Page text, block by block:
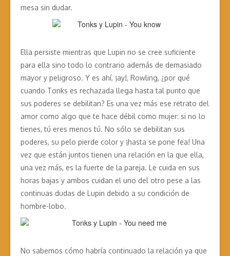
mesa sin dudar.
Ella persiste mientras que Lupin no se cree suficiente
para ella sino todo lo contrario además de demasiado
mayor y peligroso. Y es ahí, ¡ay!, Rowling, ¿por qué
cuando Tonks es rechazada llega hasta tal punto que
sus poderes se debilitan? Es una vez más ese retrato del
amor como algo que te hace débil como mujer: si no lo
tienes, tú eres menos tú. No sólo se debilitan sus
poderes, su pelo pierde color y ¡hasta se pone fea! Una
vez que están juntos tienen una relación en la que ella,
una vez más, es la fuerte de la pareja. Le cuida en sus
horas bajas y ambos cuidan el uno del otro pese a las
continuas dudas de Lupin debido a su condición de
hombre-lobo.
No sabemos cómo habría continuado la relación ya que